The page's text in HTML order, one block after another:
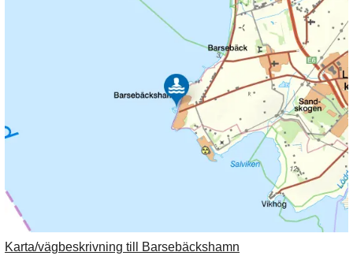
Karta/vägbeskrivning till Barsebäckshamn